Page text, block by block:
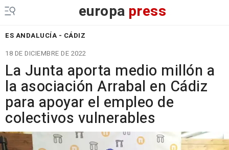
europa press
ES ANDALUCÍA - CÁDIZ
18 DE DICIEMBRE DE 2022
La Junta aporta medio millón a
la asociación Arrabal en Cádiz
para apoyar el empleo de
colectivos vulnerables